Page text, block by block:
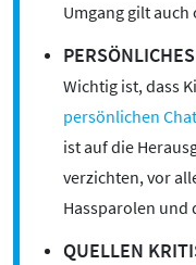
Umgang gilt auch
Wichtig ist, dass
persönlichen
ist auf die
verzichten, vor
Hassparolen und
QUELLEN